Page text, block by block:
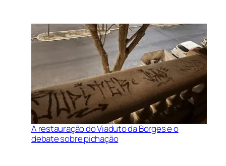
A restauração do Viaduto da Borges e o
debate sobre pichação